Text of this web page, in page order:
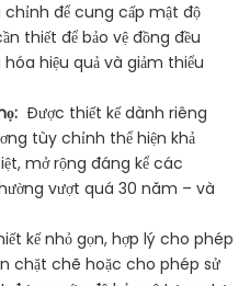
để cung cấp mật độ
thiết để bảo vệ đồng đều
hiệu quả và giảm thiểu
Được thiết kế dành riêng
tùy chỉnh thể hiện khả
mở rộng đáng kể các
vượt quá 30 năm – và
kế nhỏ gọn, hợp lý cho phép
chặt chẽ hoặc cho phép sử